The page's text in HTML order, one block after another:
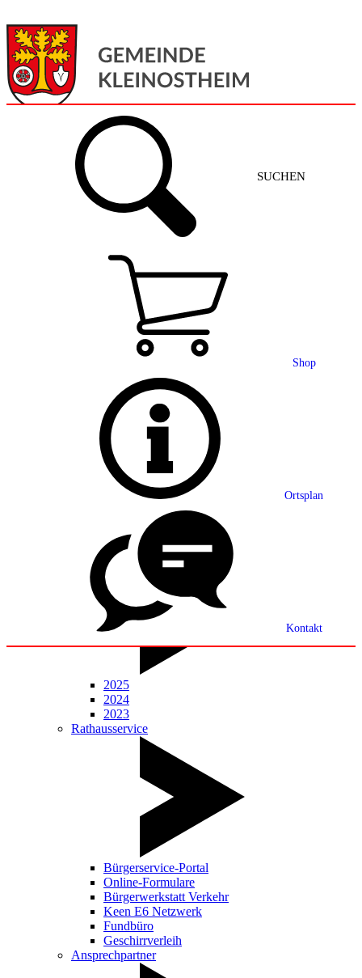
SUCHEN
Shop
Ortsplan
Kontakt
Gemeinde + Service
Grußwort
Ortsplan
Partnerschaft
Statistik
Mitteilungsblatt
2025
2024
2023
Rathausservice
Bürgerservice-Portal
Online-Formulare
Bürgerwerkstatt Verkehr
Keen E6 Netzwerk
Fundbüro
Geschirrverleih
Ansprechpartner